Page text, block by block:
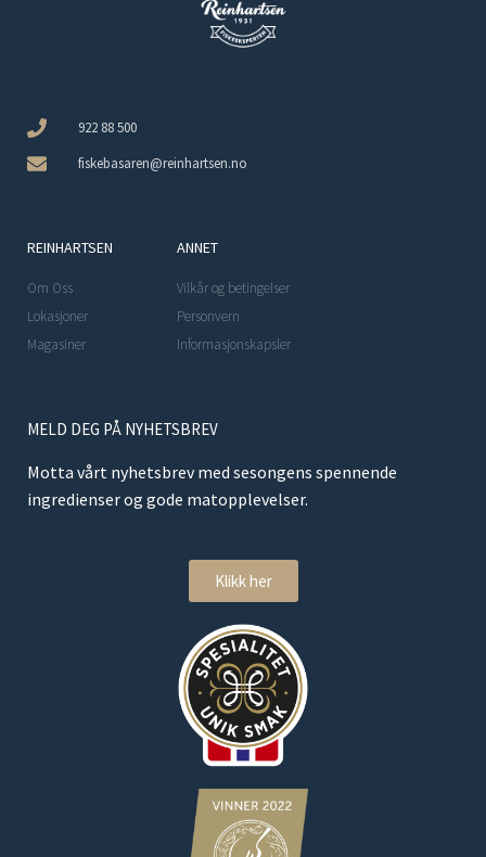
922 88 500
fiskebasaren@reinhartsen.no
REINHARTSEN
Om Oss
Lokasjoner
Magasiner
ANNET
Vilkår og betingelser
Personvern
Informasjonskapsler
MELD DEG PÅ NYHETSBREV
Motta vårt nyhetsbrev med sesongens spennende
ingredienser og gode matopplevelser.
Klikk her